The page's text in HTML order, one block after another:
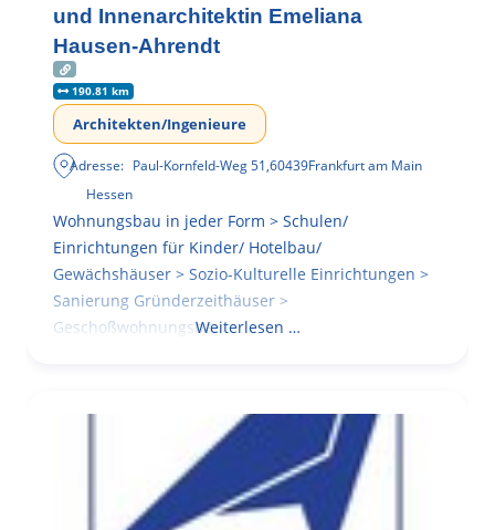
und Innenarchitektin Emeliana
Hausen-Ahrendt
190.81 km
Architekten/Ingenieure
Adresse: Paul-Kornfeld-Weg 51,60439Frankfurt am Main
Hessen
Wohnungsbau in jeder Form > Schulen/
Einrichtungen für Kinder/ Hotelbau/
Gewächshäuser > Sozio-Kulturelle Einrichtungen >
Sanierung Gründerzeithäuser >
GeschoßwohnungsbauWeiterlesen …